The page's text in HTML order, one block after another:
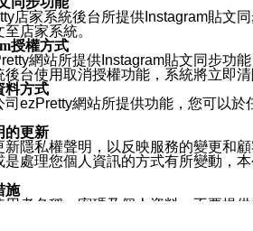
店家系統後台所提供Instagram貼文
店家系統。
授權方式
網站所提供Instagram貼文同步功
台使用取消授權功能，系統將立即
料方式
司ezPretty網站所提供功能，您可以
的更新
新隱私權聲明，以反映服務的變更和
是處理您個人資訊的方式有所變動，
施
用者名稱、密碼及個人資料，不要提
您的個人資料、信件或進入所機關管